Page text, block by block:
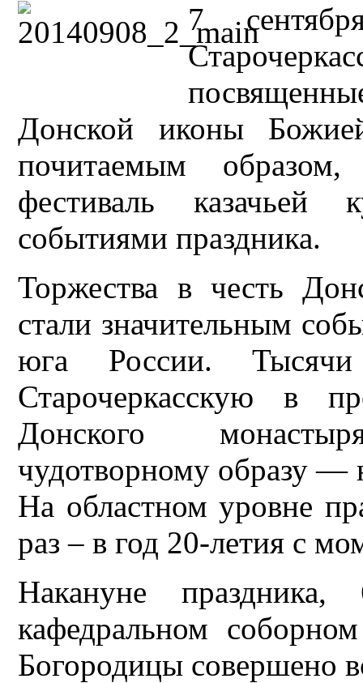
7
Донской иконы
почитаемым
фестиваль казачьей
событиями праздника.
Торжества в честь
стали значительным
юга России.
Старочеркасскую в
Донского
чудотворному образу —
На областном уровне
раз – в год 20-летия с
Накануне
кафедральном
Богородицы совершено